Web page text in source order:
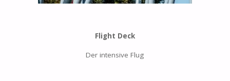
Flight Deck
Der intensive Flug